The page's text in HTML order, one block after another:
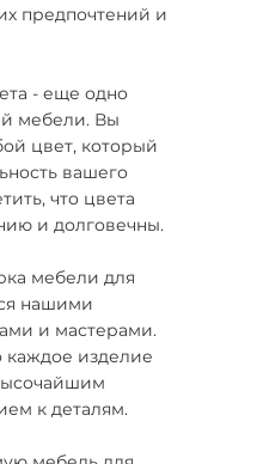
предпочтений и
- еще одно
мебели. Вы
цвет, который
вашего
что цвета
и долговечны.
мебели для
нашими
и мастерами.
каждое изделие
к деталям.